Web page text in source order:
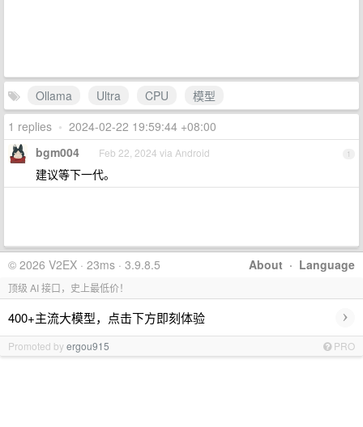
Ollama Ultra CPU
模型
1 replies • 2024-02-22 19:59:44 +08:00
1
bgm004 Feb 22, 2024 via Android
建议等下一代。
About · Language
© 2026 V2EX · 23ms · 3.9.8.5
顶级 AI 接口，史上最低价！
400+主流大模型，点击下方即刻体验 ›
Promoted byergou915 PRO